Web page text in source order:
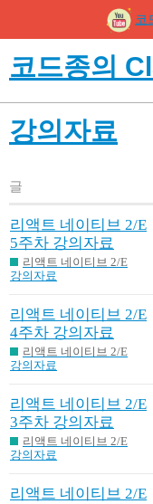
코
코드종의
강의자료
글
리액트 네이티브 2/E
5주차 강의자료
리액트 네이티브 2/E
강의자료
리액트 네이티브 2/E
4주차 강의자료
리액트 네이티브 2/E
강의자료
리액트 네이티브 2/E
3주차 강의자료
리액트 네이티브 2/E
강의자료
리액트 네이티브 2/E